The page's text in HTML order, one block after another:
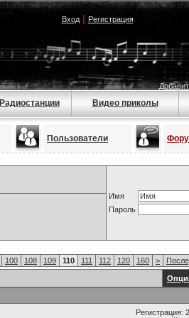
Вход| Регистрация
Радиостанции Видео приколы
Пользователи
Имя
Пароль
100 108 109 110 111 112 120 160 >
Регистрация: